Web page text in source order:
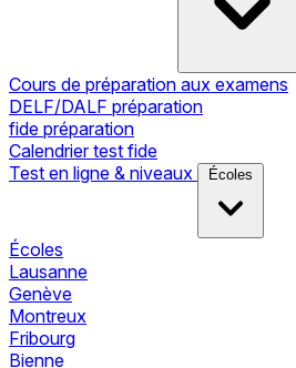
Cours de préparation aux examens
DELF/DALF préparation
fide préparation
Calendrier test fide
Test en ligne & niveaux
Écoles
Écoles
Lausanne
Genève
Montreux
Fribourg
Bienne